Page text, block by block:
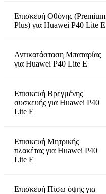
Επισκευή Οθόνης (Premium
Plus) για Huawei P40 Lite E
Αντικατάσταση Μπαταρίας
για Huawei P40 Lite E
Επισκευή Βρεγμένης
συσκευής για Huawei P40
Lite E
Επισκευή Μητρικής
πλακέτας για Huawei P40
Lite E
Επισκευή Πίσω όψης για